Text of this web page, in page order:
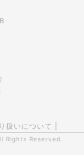
扱いについて
Rights Reserved.